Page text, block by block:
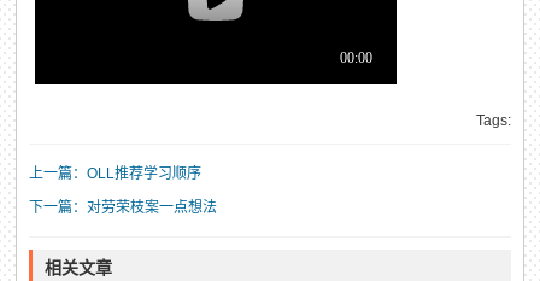
Tags:
上一篇：OLL推荐学习顺序
下一篇：对劳荣枝案一点想法
相关文章